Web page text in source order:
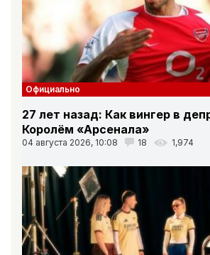
Официально
27 лет назад: Как вингер в
Королём «Арсенала»
04 августа 2026, 10:08 18 1,974